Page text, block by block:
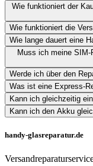
Wie funktioniert der
Wie funktioniert die
Wie lange dauert eine
Muss ich meine SIM-
Werde ich über den
Was ist eine Express-
Kann ich gleichzeitig
Kann ich den Akku
handy-glasreparatur.de